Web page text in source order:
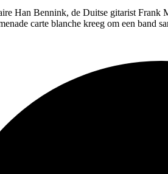
Han Bennink, de Duitse gitarist
carte blanche kreeg om een band